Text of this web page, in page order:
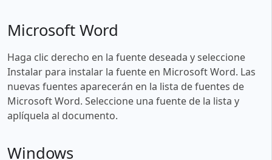
Microsoft Word
Haga clic derecho en la fuente deseada y seleccione
Instalar para instalar la fuente en Microsoft Word. Las
nuevas fuentes aparecerán en la lista de fuentes de
Microsoft Word. Seleccione una fuente de la lista y
aplíquela al documento.
Windows